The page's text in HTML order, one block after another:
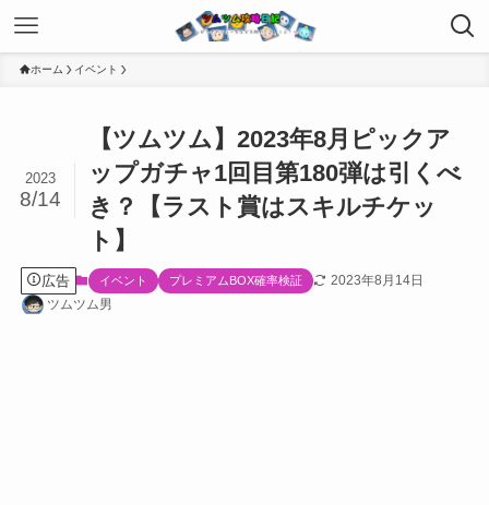
ホーム イベント
【ツムツム】2023年8月ピックア
ップガチャ1回目第180弾は引くべ
き？【ラスト賞はスキルチケッ
ト】
2023
8/14
広告 イベント プレミアムBOX確率検証
2023年8月14日
ツムツム男